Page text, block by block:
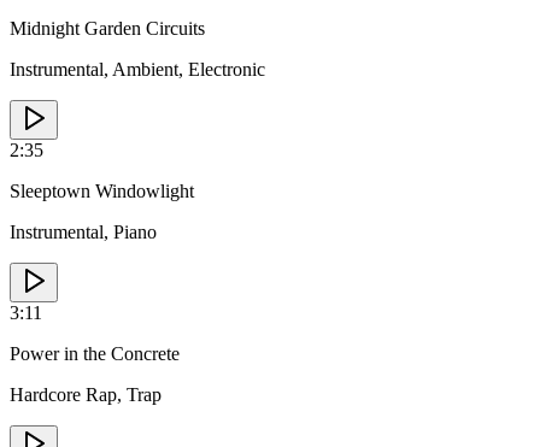
Midnight Garden Circuits
Instrumental, Ambient, Electronic
2:35
Sleeptown Windowlight
Instrumental, Piano
3:11
Power in the Concrete
Hardcore Rap, Trap